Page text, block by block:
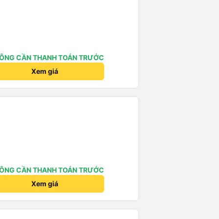
CẦN THANH TOÁN TRƯỚC
Xem giá
CẦN THANH TOÁN TRƯỚC
Xem giá